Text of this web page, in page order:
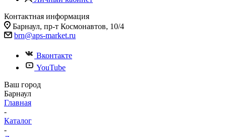
Контактная информация
Барнаул, пр-т Космонавтов, 10/4
brn@aps-market.ru
Вконтакте
YouTube
Ваш город
Барнаул
Главная
-
Каталог
-